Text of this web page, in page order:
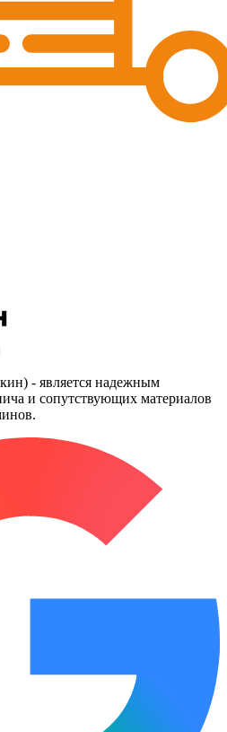
- является надежным
и сопутствующих материалов